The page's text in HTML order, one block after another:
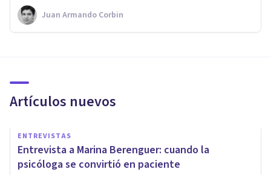
Juan Armando Corbin
Artículos nuevos
ENTREVISTAS
Entrevista a Marina Berenguer: cuando la
psicóloga se convirtió en paciente